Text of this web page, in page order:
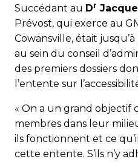
Succédant au Dr
Prévost, qui exerce au
Cowansville, était
au sein du conseil
des premiers dossiers
l’entente sur
« On a un grand objectif
membres dans leur
ils fonctionnent et ce
cette entente. S’ils n’y